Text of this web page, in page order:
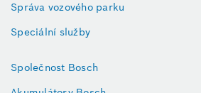
Správa vozového parku
Speciální služby
Společnost Bosch